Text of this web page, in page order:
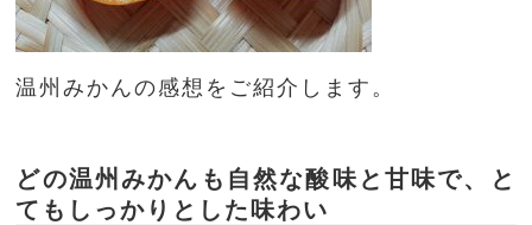
温州みかんの感想をご紹介します。
どの温州みかんも自然な酸味と甘味で、と
てもしっかりとした味わい